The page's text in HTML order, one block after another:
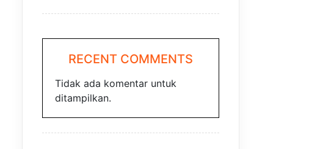
RECENT COMMENTS
Tidak ada komentar untuk
ditampilkan.